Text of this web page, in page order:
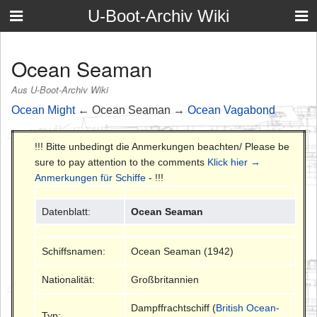
U-Boot-Archiv Wiki
Ocean Seaman
Aus U-Boot-Archiv Wiki
Ocean Might← Ocean Seaman → Ocean Vagabond
!!! Bitte unbedingt die Anmerkungen beachten/ Please be
sure to pay attention to the comments Klick hier →
Anmerkungen für Schiffe - !!!
Datenblatt: Ocean Seaman
Schiffsnamen: Ocean Seaman (1942)
Nationalität: Großbritannien
Dampffrachtschiff (British Ocean-